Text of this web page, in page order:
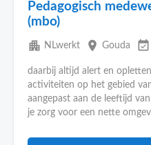
Pedagogisch
(mbo)
apartment NLwerkt place Gouda event_available
daarbij altijd alert en
activiteiten op het gebied
aangepast aan de leeftijd
je zorg voor een nette